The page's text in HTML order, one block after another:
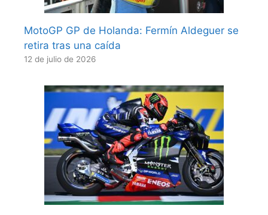
MotoGP GP de Holanda: Fermín Aldeguer se
retira tras una caída
12 de julio de 2026